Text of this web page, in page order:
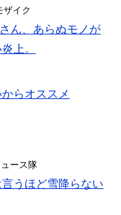
ザイク
ん、あらぬモノが
上。
らオススメ
ース隊
うほど雪降らない